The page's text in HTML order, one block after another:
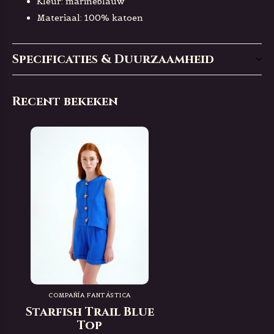
Materiaal: 100% katoen
Specificaties & Duurzaamheid
Recent bekeken
COMPAÑÍA FANTÁSTICA
Starfish Trail Blue
Top